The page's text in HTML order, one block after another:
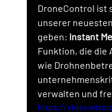
DroneControl ist
unserer
geben: Instant
Funktion, die die
wie
verwalten und
https://